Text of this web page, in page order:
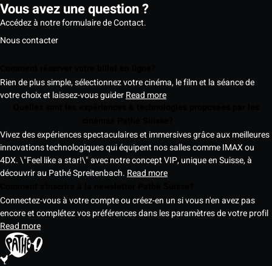
Vous avez une question ?
Accédez à notre formulaire de Contact.
Nous contacter
Rien de plus simple, sélectionnez votre cinéma, le film et la séance de
votre choix et laissez-vous guiderRead more
Vivez des expériences spectaculaires et immersives grâce aux meilleures
innovations technologiques qui équipent nos salles comme IMAX ou
4DX. \"Feel like a star!\" avec notre concept VIP, unique en Suisse, à
découvrir au Pathé Spreitenbach. Read more
Connectez-vous à votre compte ou créez-en un si vous n'en avez pas
encore et complétez vos préférences dans les paramètres de votre profil
Read more